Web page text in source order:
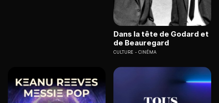
Dans la tête de Godard et
de Beauregard
CULTURE CINÉMA